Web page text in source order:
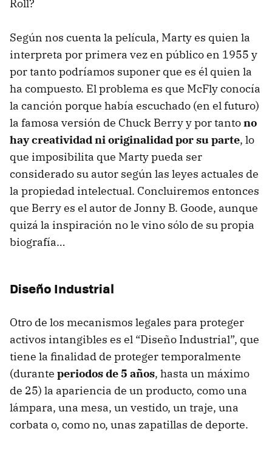
Roll?
Según nos cuenta la película, Marty es quien la
interpreta por primera vez en público en 1955 y
por tanto podríamos suponer que es él quien la
ha compuesto. El problema es que McFly conocía
la canción porque había escuchado (en el futuro)
la famosa versión de Chuck Berry y por tantono
hay creatividad ni originalidad por su parte, lo
que imposibilita que Marty pueda ser
considerado su autor según las leyes actuales de
la propiedad intelectual. Concluiremos entonces
que Berry es el autor de Jonny B. Goode, aunque
quizá la inspiración no le vino sólo de su propia
biografía…
Diseño Industrial
Otro de los mecanismos legales para proteger
activos intangibles es el “Diseño Industrial”, que
tiene la finalidad de proteger temporalmente
(durante periodos de 5 años, hasta un máximo
de 25) la apariencia de un producto, como una
lámpara, una mesa, un vestido, un traje, una
corbata o, como no, unas zapatillas de deporte.